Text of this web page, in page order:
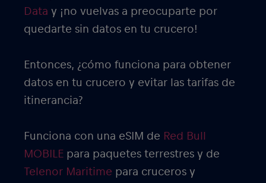
Data y ¡no vuelvas a preocuparte por
quedarte sin datos en tu crucero!
Entonces, ¿cómo funciona para obtener
datos en tu crucero y evitar las tarifas de
itinerancia?
Funciona con una eSIM de Red Bull
MOBILE para paquetes terrestres y de
Telenor Maritime para cruceros y